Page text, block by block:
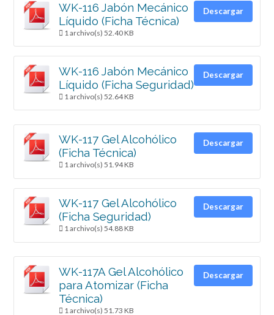
WK-116 Jabón Mecánico
Líquido (Ficha Técnica)
1 archivo(s) 52.40 KB
Descargar
WK-116 Jabón Mecánico
Líquido (Ficha Seguridad)
1 archivo(s) 52.64 KB
Descargar
WK-117 Gel Alcohólico
(Ficha Técnica)
1 archivo(s) 51.94 KB
Descargar
WK-117 Gel Alcohólico
(Ficha Seguridad)
1 archivo(s) 54.88 KB
Descargar
WK-117A Gel Alcohólico
para Atomizar (Ficha
Técnica)
1 archivo(s) 51.73 KB
Descargar